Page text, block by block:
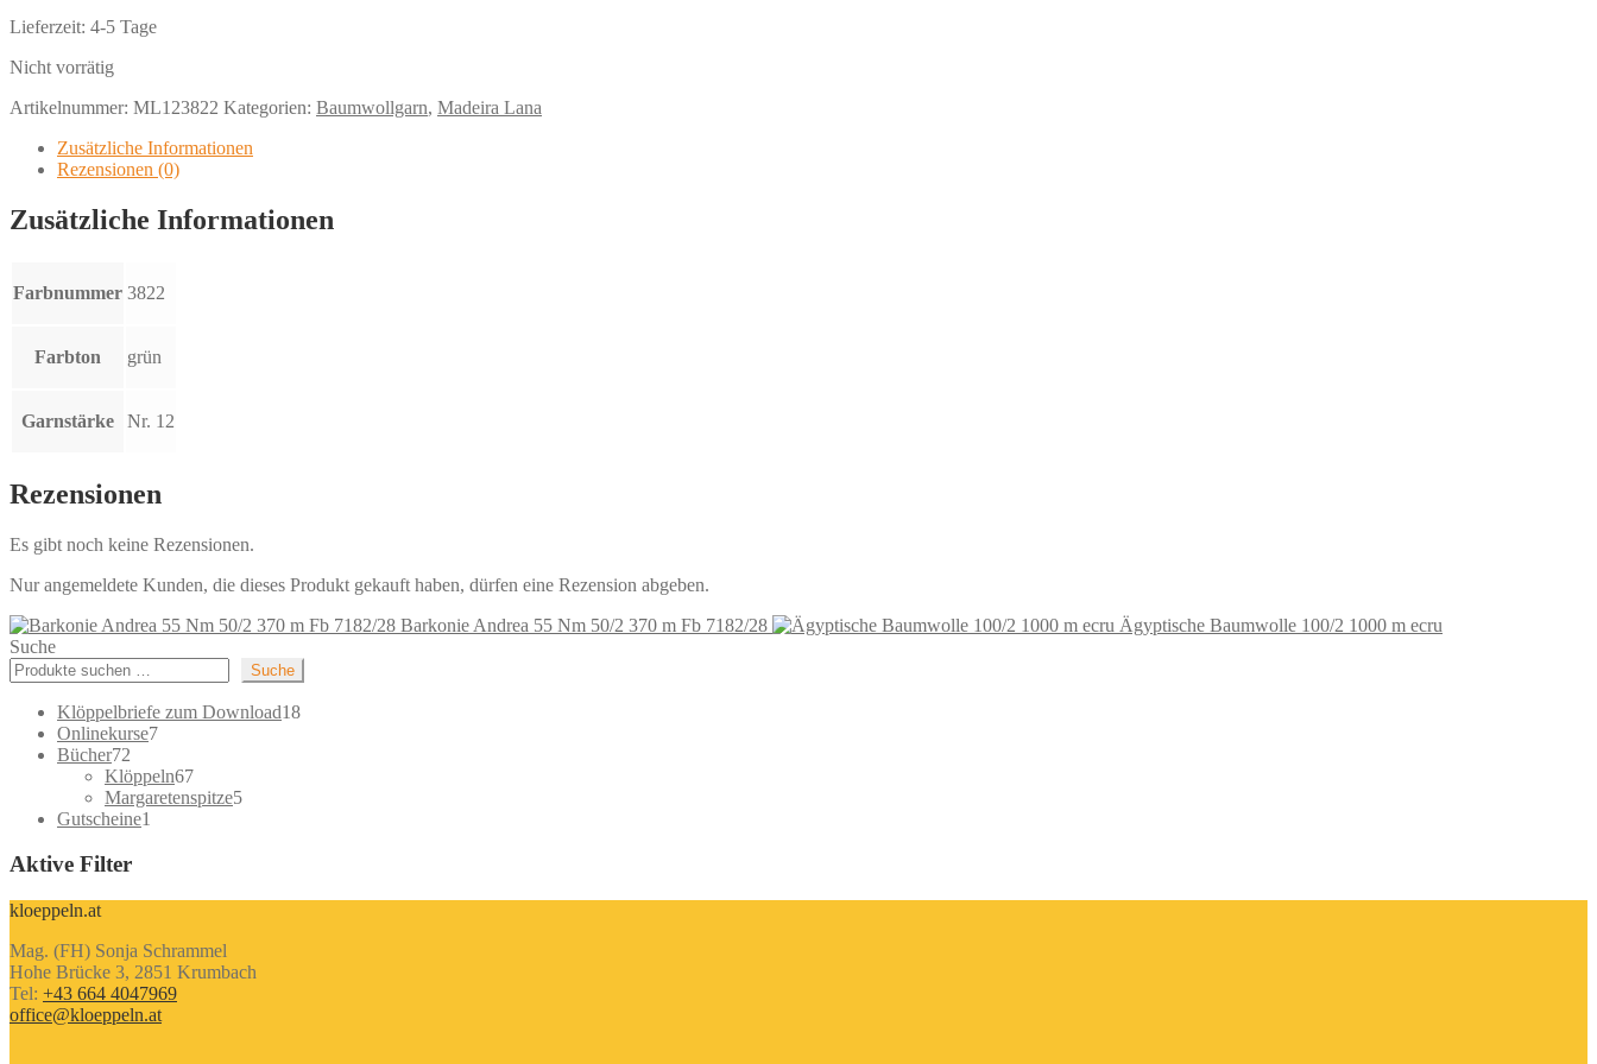
Lieferzeit: 4-5 Tage
Nicht vorrätig
Artikelnummer: ML123822 Kategorien: Baumwollgarn, Madeira Lana
Zusätzliche Informationen
Rezensionen (0)
Zusätzliche Informationen
Farbnummer 3822
Farbton grün
Garnstärke Nr. 12
Rezensionen
Es gibt noch keine Rezensionen.
Nur angemeldete Kunden, die dieses Produkt gekauft haben, dürfen eine Rezension abgeben.
Barkonie Andrea 55 Nm 50/2 370 m Fb 7182/28
Ägyptische Baumwolle 100/2 1000 m ecru
Suche
Suche
Klöppelbriefe zum Download1818
Onlinekurse77
Bücher72
Produkte
Klöppeln6767
Produkte
Margaretenspitze55
Gutscheine1
Aktive Filter
kloeppeln.at
Mag. (FH) Sonja Schrammel
Hohe Brücke 3, 2851 Krumbach
Tel: +43 664 4047969
office@kloeppeln.at